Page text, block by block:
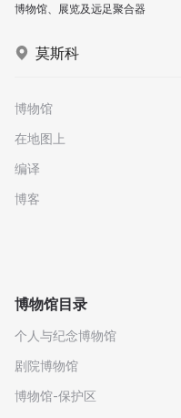
博物馆、展览及远足聚合器
莫斯科
博物馆
在地图上
编译
博客
博物馆目录
个人与纪念博物馆
剧院博物馆
博物馆-保护区